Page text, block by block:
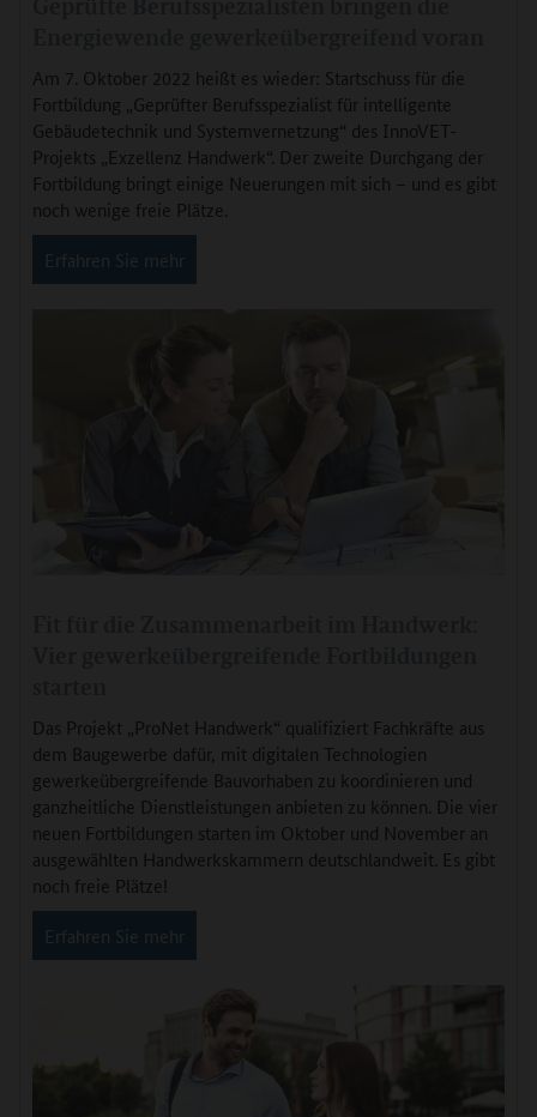
Am 7. Oktober 2022 heißt es wieder: Startschuss für die
Fortbildung „Geprüfter Berufsspezialist für intelligente
Gebäudetechnik und Systemvernetzung“ des InnoVET-
Projekts „Exzellenz Handwerk“. Der zweite Durchgang der
Fortbildung bringt einige Neuerungen mit sich – und es gibt
noch wenige freie Plätze.
Erfahren Sie mehr
Das Projekt „ProNet Handwerk“ qualifiziert Fachkräfte aus
dem Baugewerbe dafür, mit digitalen Technologien
gewerkeübergreifende Bauvorhaben zu koordinieren und
ganzheitliche Dienstleistungen anbieten zu können. Die vier
neuen Fortbildungen starten im Oktober und November an
ausgewählten Handwerkskammern deutschlandweit. Es gibt
noch freie Plätze!
Erfahren Sie mehr